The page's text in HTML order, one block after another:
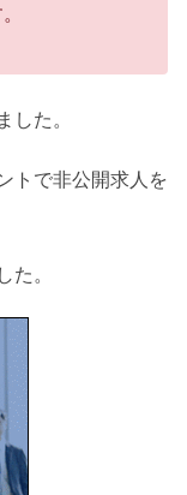
た。
トで非公開求人を
。